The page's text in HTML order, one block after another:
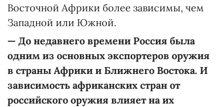
Восточной Африки более зависимы, чем
Западной или Южной.
— До недавнего времени Россия была
одним из основных экспортеров оружия
в страны Африки и Ближнего Востока. И
зависимость африканских стран от
российского оружия влияет на их